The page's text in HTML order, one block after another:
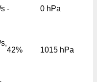
- 0 hPa
42% 1015 hPa